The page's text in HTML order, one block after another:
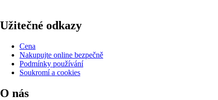
Užitečné odkazy
Cena
Nakupujte online bezpečně
Podmínky používání
Soukromí a cookies
O nás